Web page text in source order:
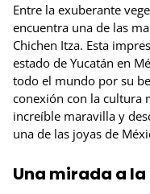
Entre la exuberante
encuentra una de las
Chichen Itza. Esta
estado de Yucatán en
todo el mundo por su
conexión con la cultura
increíble maravilla y
una de las joyas de
Una mirada a